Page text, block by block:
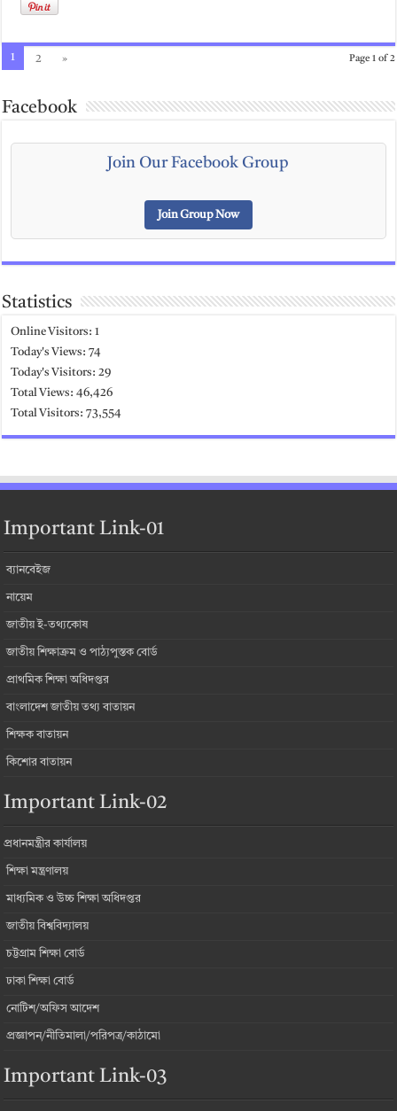
Page 1 of 2
1 2 »
Facebook
Join Our Facebook Group
Join Group Now
Statistics
Online Visitors:1
Today's Views:74
Today's Visitors:29
Total Views:46,426
Total Visitors:73,554
Important Link-01
ব্যানবেইজ
নায়েম
জাতীয় ই-তথ্যকোষ
জাতীয় শিক্ষাক্রম ও পাঠ্যপুস্তক বোর্ড
প্রাথমিক শিক্ষা অধিদপ্তর
বাংলাদেশ জাতীয় তথ্য বাতায়ন
শিক্ষক বাতায়ন
কিশোর বাতায়ন
Important Link-02
প্রধানমন্ত্রীর কার্যালয়
শিক্ষা মন্ত্রণালয়
মাধ্যমিক ও উচ্চ শিক্ষা অধিদপ্তর
জাতীয় বিশ্ববিদ্যালয়
চট্টগ্রাম শিক্ষা বোর্ড
ঢাকা শিক্ষা বোর্ড
নোটিশ/অফিস আদেশ
প্রজ্ঞাপন/নীতিমালা/পরিপত্র/কাঠামো
Important Link-03